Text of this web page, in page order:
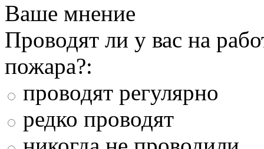
Ваше мнение
Проводят ли у вас на
пожара?:
проводят регулярно
редко проводят